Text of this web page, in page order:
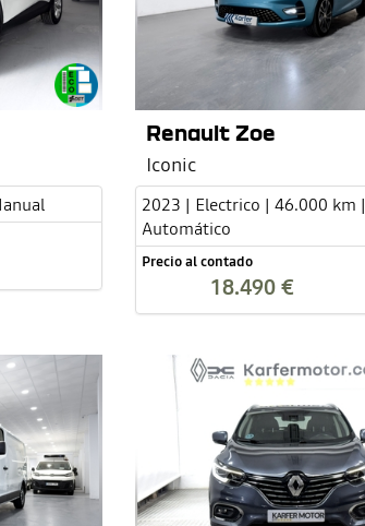
Renault Zoe
Iconic
2023 | Electrico | 46.000 km |
Automático
Precio al contado
18.490 €